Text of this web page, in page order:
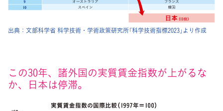
出典： 文部科学省 科学技術・学術政策研究所「科学技術指標2023」より作成
この30年、諸外国の実質賃金指数が上がるな
か、日本は停滞。